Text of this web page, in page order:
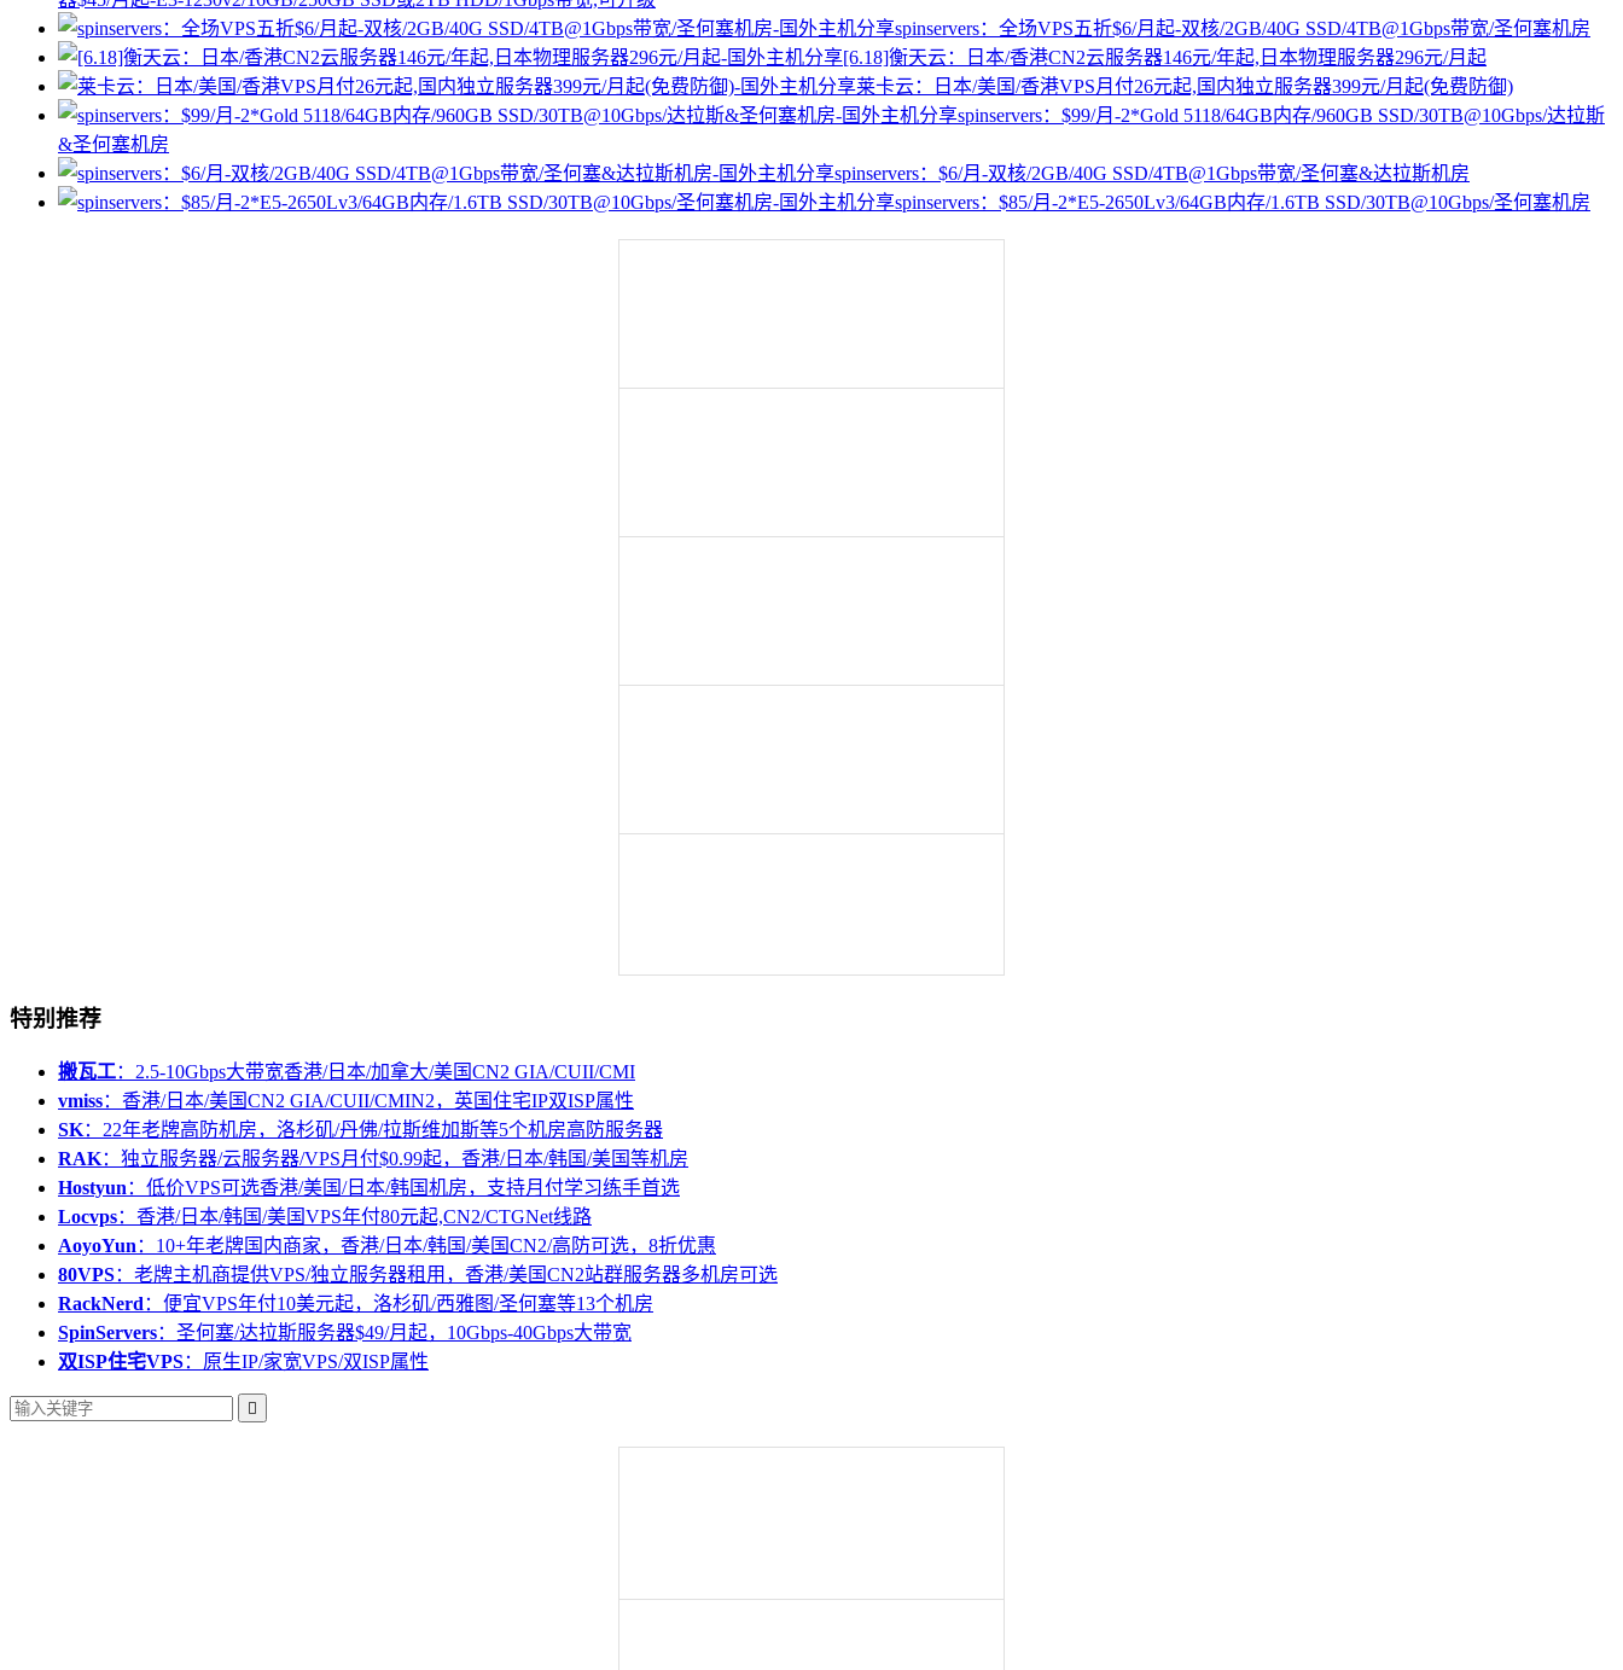
spinservers：全场VPS五折$6/月起-双核/2GB/40G SSD/4TB@1Gbps带宽/圣何塞机房
[6.18]衡天云：日本/香港CN2云服务器146元/年起,日本物理服务器296元/月起
莱卡云：日本/美国/香港VPS月付26元起,国内独立服务器399元/月起(免费防御)
spinservers：$99/月-2*Gold 5118/64GB内存/960GB SSD/30TB@10Gbps/达拉斯
&圣何塞机房
spinservers：$6/月-双核/2GB/40G SSD/4TB@1Gbps带宽/圣何塞&达拉斯机房
spinservers：$85/月-2*E5-2650Lv3/64GB内存/1.6TB SSD/30TB@10Gbps/圣何塞机房
特别推荐
搬瓦工：2.5-10Gbps大带宽香港/日本/加拿大/美国CN2 GIA/CUII/CMI
vmiss：香港/日本/美国CN2 GIA/CUII/CMIN2，英国住宅IP双ISP属性
SK：22年老牌高防机房，洛杉矶/丹佛/拉斯维加斯等5个机房高防服务器
RAK：独立服务器/云服务器/VPS月付$0.99起，香港/日本/韩国/美国等机房
Hostyun ：低价VPS可选香港/美国/日本/韩国机房，支持月付学习练手首选
Locvps：香港/日本/韩国/美国VPS年付80元起,CN2/CTGNet线路
AoyoYun ：10+年老牌国内商家，香港/日本/韩国/美国CN2/高防可选，8折优惠
80VPS：老牌主机商提供VPS/独立服务器租用，香港/美国CN2站群服务器多机房可选
RackNerd ：便宜VPS年付10美元起，洛杉矶/西雅图/圣何塞等13个机房
SpinServers：圣何塞/达拉斯服务器$49/月起，10Gbps-40Gbps大带宽
双ISP住宅VPS：原生IP/家宽VPS/双ISP属性
